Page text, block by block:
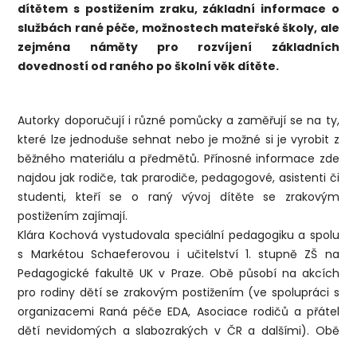
dítětem s postižením zraku, základní informace o
službách rané péče, možnostech mateřské školy, ale
zejména náměty pro rozvíjení základních
dovedností od raného po školní věk dítěte.
Autorky doporučují i různé pomůcky a zaměřují se na ty,
které lze jednoduše sehnat nebo je možné si je vyrobit z
běžného materiálu a předmětů. Přínosné informace zde
najdou jak rodiče, tak prarodiče, pedagogové, asistenti či
studenti, kteří se o raný vývoj dítěte se zrakovým
postižením zajímají.
Klára Kochová vystudovala speciální pedagogiku a spolu
s Markétou Schaeferovou i učitelství 1. stupně ZŠ na
Pedagogické fakultě UK v Praze. Obě působí na akcích
pro rodiny dětí se zrakovým postižením (ve spolupráci s
organizacemi Raná péče EDA, Asociace rodičů a přátel
dětí nevidomých a slabozrakých v ČR a dalšími). Obě